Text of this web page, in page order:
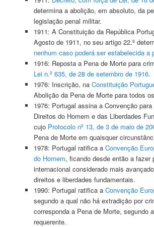
determina a abolição, em absoluto, da
legislação penal militar.
1911: A Constituição da República
Agosto de 1911, no seu artigo 22.º
nenhum caso poderá ser estabelecida
1916: Reposta a Pena de Morte para
Lei n.º 635, de 28 de setembro de 1916.
1976: Inscrição, na Constituição
Abolição da Pena de Morte para todos
1976: Portugal assina a Convenção
Direitos do Homem e das Liberdades
cujo Protocolo nº 13, de 3 de maio de
Pena de Morte em quaisquer
1978: Portugal ratifica a Convenção
do Homem, ficando desde então a fazer
internacional considerado mais
direitos e liberdades fundamentais.
1990: Portugal ratifica a Convenção
segundo a qual não há extradição por
corresponda a Pena de Morte, segundo
requerente.